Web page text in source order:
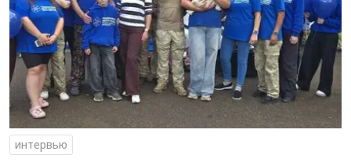
интервью